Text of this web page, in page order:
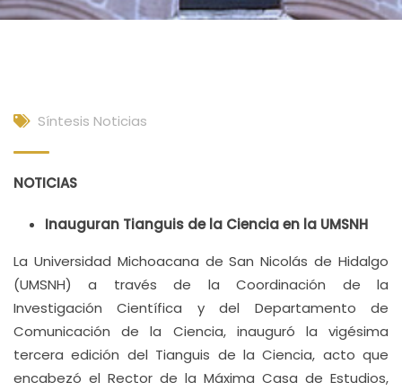
Síntesis Noticias
NOTICIAS
Inauguran Tianguis de la Ciencia en la UMSNH
La Universidad Michoacana de San Nicolás de Hidalgo
(UMSNH) a través de la Coordinación de la
Investigación Científica y del Departamento de
Comunicación de la Ciencia, inauguró la vigésima
tercera edición del Tianguis de la Ciencia, acto que
encabezó el Rector de la Máxima Casa de Estudios,